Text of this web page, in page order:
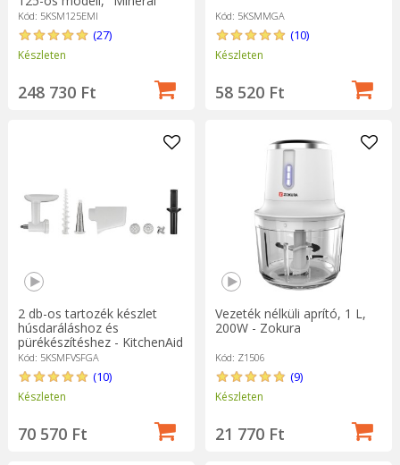
Water" - KitchenAid
Kód: 5KSM125EMI
(27)
Készleten
248 730 Ft
Kód: 5KSMMGA
(10)
Készleten
58 520 Ft
2 db-os tartozék készlet
húsdaráláshoz és
pürékészítéshez - KitchenAid
márka
Kód: 5KSMFVSFGA
(10)
Készleten
70 570 Ft
Vezeték nélküli aprító, 1 L,
200W - Zokura
Kód: Z1506
(9)
Készleten
21 770 Ft